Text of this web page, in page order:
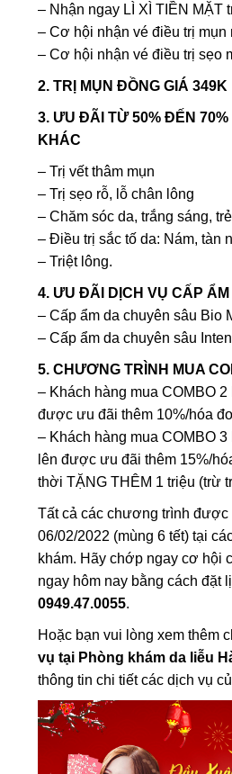
– Nhận ngay LÌ XÌ TIỀN MẶT
– Cơ hội nhận vé điều trị mụn
– Cơ hội nhận vé điều trị sẹo
2. TRỊ MỤN ĐỒNG GIÁ 349K
3. ƯU ĐÃI TỪ 50% ĐẾN 70%
KHÁC
– Trị vết thâm mụn
– Trị sẹo rỗ, lỗ chân lông
– Chăm sóc da, trắng sáng,
– Điều trị sắc tố da: Nám, tàn
– Triệt lông.
4. ƯU ĐÃI DỊCH VỤ CẤP
– Cấp ẩm da chuyên sâu Bio
– Cấp ẩm da chuyên sâu
5. CHƯƠNG TRÌNH MUA
– Khách hàng mua COMBO
được ưu đãi thêm 10%/hóa
– Khách hàng mua COMBO
lên được ưu đãi thêm 15%/
thời TẶNG THÊM 1 triệu (trừ
Tất cả các chương trình được
06/02/2022 (mùng 6 tết) tại
khám. Hãy chớp ngay cơ hội
ngay hôm nay bằng cách đặt
0949.47.0055.
Hoặc bạn vui lòng xem thêm
vụ tại Phòng khám da liễu
thông tin chi tiết các dịch vụ